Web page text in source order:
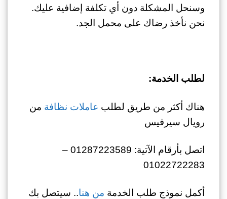
وسنحل المشكلة دون أي تكلفة إضافية عليك.
نحن نأخذ رضاك ​​على محمل الجد.
لطلب الخدمة:
هناك أكثر من طريق لطلب عاملات نظافة من
رويال سيرفيس
اتصل بأرقام الآتية: 01287223589 –
01022722283
أكمل نموذج طلب الخدمة من هنا.. سيتصل بك